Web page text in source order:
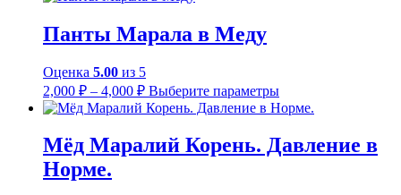
–
1,500 ₽
выбрать
на
странице
товара.
Панты Марала в Меду
Оценка 5.00 из 5
2,000 ₽ – 4,000 ₽Диапазон
цен:
–
4,000 ₽
Выберите параметрыЭтот
товар
имеет
несколько
вариаций.
Мёд Маралий Корень. Давление в
Норме.